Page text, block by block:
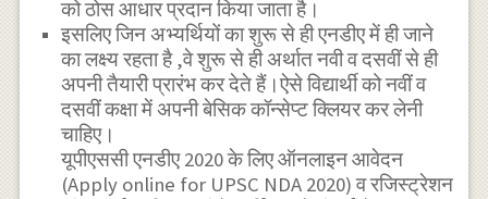
को ठोस आधार प्रदान किया जाता है।
इसलिए जिन अभ्यर्थियों का शुरू से ही एनडीए में ही जाने
का लक्ष्य रहता है ,वे शुरू से ही अर्थात नवी व दसवीं से ही
अपनी तैयारी प्रारंभ कर देते हैं।ऐसे विद्यार्थी को नवीं व
दसवीं कक्षा में अपनी बेसिक कॉन्सेप्ट क्लियर कर लेनी
चाहिए।
यूपीएससी एनडीए 2020 के लिए ऑनलाइन आवेदन
(Apply online for UPSC NDA 2020) व रजिस्ट्रेशन